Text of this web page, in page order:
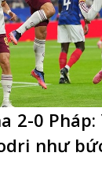
2-0
như